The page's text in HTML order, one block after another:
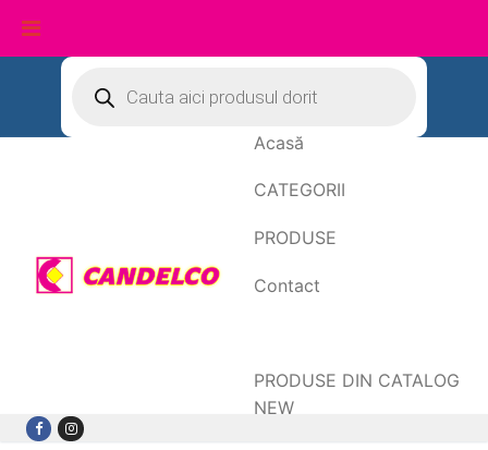
conținut
search
Acasă
CATEGORII
PRODUSE
Contact
PRODUSE DIN CATALOG
NEW